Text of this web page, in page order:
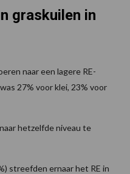
graskuilen in
naar een lagere RE-
27% voor klei, 23% voor
hetzelfde niveau te
streefden ernaar het RE in